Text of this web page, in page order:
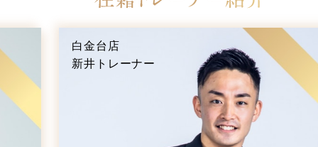
白金台店
新井トレーナー